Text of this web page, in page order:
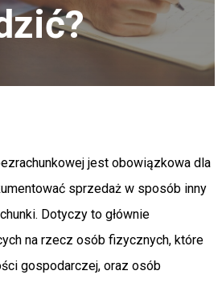
jest obowiązkowa dla
sprzedaż w sposób inny
Dotyczy to głównie
na rzecz osób fizycznych, które
gospodarczej, oraz osób